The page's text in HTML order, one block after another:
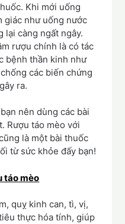
Khi mới uống
giác như uống nước
lại càng ngất ngây.
rượu chính là có tác
bệnh thần kinh như
các biến chứng
ra.
nên dùng các bài
Rượu táo mèo với
là một bài thuốc
từ sức khỏe đấy bạn!
táo mèo
quỵ kinh can, tì, vị,
thực hóa tính, giúp